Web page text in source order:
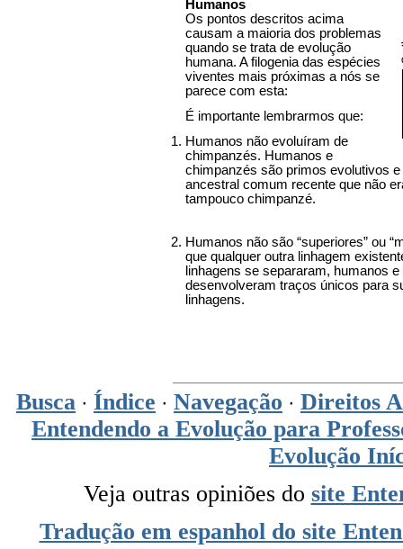
Humanos
Os pontos descritos acima
causam a maioria dos problemas
quando se trata de evolução
humana. A filogenia das espécies
viventes mais próximas a nós se
parece com esta:
É importante lembrarmos que:
Humanos não evoluíram de
chimpanzés. Humanos e
chimpanzés são primos evolutivos
ancestral comum recente que não
tampouco chimpanzé.
Humanos não são “superiores” ou
que qualquer outra linhagem
linhagens se separaram, humanos
desenvolveram traços únicos para
linhagens.
Busca · Índice · Navegação · Direitos
Entendendo a Evolução para
Evolução
Veja outras opiniões do site
Tradução em espanhol do site